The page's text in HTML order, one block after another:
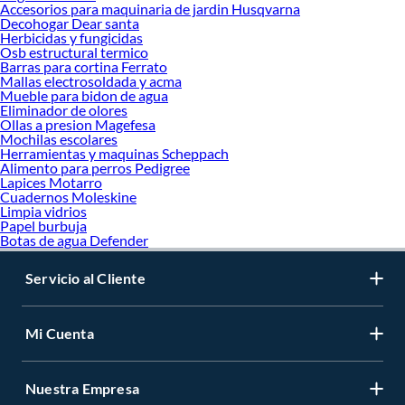
Accesorios para maquinaria de jardin Husqvarna
Decohogar Dear santa
Herbicidas y fungicidas
Osb estructural termico
Barras para cortina Ferrato
Mallas electrosoldada y acma
Mueble para bidon de agua
Eliminador de olores
Ollas a presion Magefesa
Mochilas escolares
Herramientas y maquinas Scheppach
Alimento para perros Pedigree
Lapices Motarro
Cuadernos Moleskine
Limpia vidrios
Papel burbuja
Botas de agua Defender
Servicio al Cliente
Mi Cuenta
Nuestra Empresa